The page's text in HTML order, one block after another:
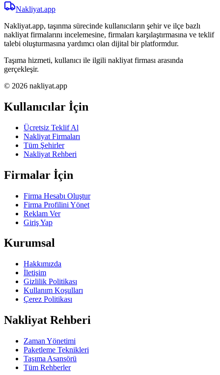
Nakliyat.app
Nakliyat.app, taşınma sürecinde kullanıcıların şehir ve ilçe bazlı
nakliyat firmalarını incelemesine, firmaları karşılaştırmasına ve teklif
talebi oluşturmasına yardımcı olan dijital bir platformdur.
Taşıma hizmeti, kullanıcı ile ilgili nakliyat firması arasında
gerçekleşir.
© 2026 nakliyat.app
Kullanıcılar İçin
Ücretsiz Teklif Al
Nakliyat Firmaları
Tüm Şehirler
Nakliyat Rehberi
Firmalar İçin
Firma Hesabı Oluştur
Firma Profilini Yönet
Reklam Ver
Giriş Yap
Kurumsal
Hakkımızda
İletişim
Gizlilik Politikası
Kullanım Koşulları
Çerez Politikası
Nakliyat Rehberi
Zaman Yönetimi
Paketleme Teknikleri
Taşıma Asansörü
Tüm Rehberler